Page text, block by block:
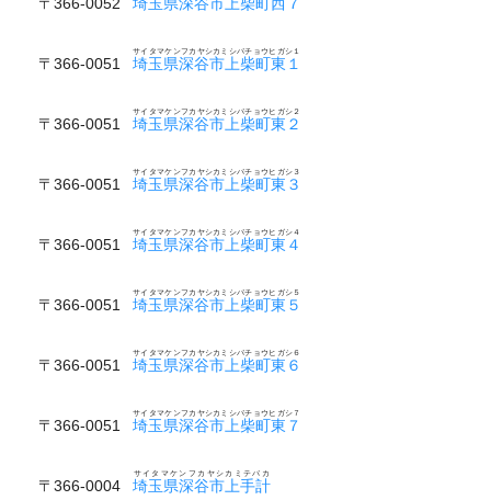
〒366-0051 埼玉県深谷市上柴町東１
サイタマケンフカヤシカミシバチョウヒガシ１
〒366-0051 埼玉県深谷市上柴町東２
サイタマケンフカヤシカミシバチョウヒガシ２
〒366-0051 埼玉県深谷市上柴町東３
サイタマケンフカヤシカミシバチョウヒガシ３
〒366-0051 埼玉県深谷市上柴町東４
サイタマケンフカヤシカミシバチョウヒガシ４
〒366-0051 埼玉県深谷市上柴町東５
サイタマケンフカヤシカミシバチョウヒガシ５
〒366-0051 埼玉県深谷市上柴町東６
サイタマケンフカヤシカミシバチョウヒガシ６
〒366-0051 埼玉県深谷市上柴町東７
サイタマケンフカヤシカミシバチョウヒガシ７
〒366-0004 埼玉県深谷市上手計
サイタマケンフカヤシカミテバカ